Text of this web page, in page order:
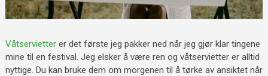
Våtservietterer det første jeg pakker ned når jeg gjør klar tingene
mine til en festival. Jeg elsker å være ren og våtservietter er alltid
nyttige. Du kan bruke dem om morgenen til å tørke av ansiktet når